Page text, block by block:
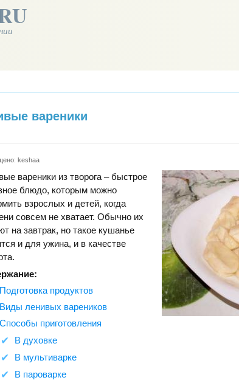
вареники
keshaa
вареники из творога – быстрое
блюдо, которым можно
взрослых и детей, когда
совсем не хватает. Обычно их
на завтрак, но такое кушанье
и для ужина, и в качестве
Подготовка продуктов
Виды ленивых вареников
Способы приготовления
В духовке
В мультиварке
В пароварке